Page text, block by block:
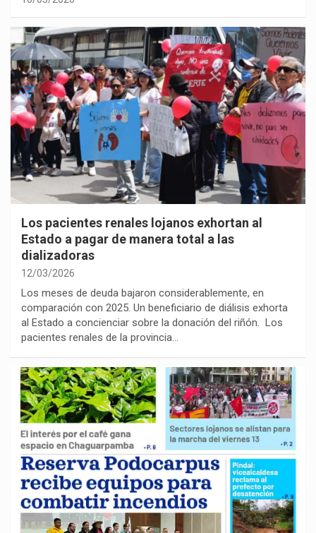
Los pacientes renales lojanos exhortan al
Estado a pagar de manera total a las
dializadoras
12/03/2026
Los meses de deuda bajaron considerablemente, en
comparación con 2025. Un beneficiario de diálisis exhorta
al Estado a concienciar sobre la donación del riñón. Los
pacientes renales de la provincia…